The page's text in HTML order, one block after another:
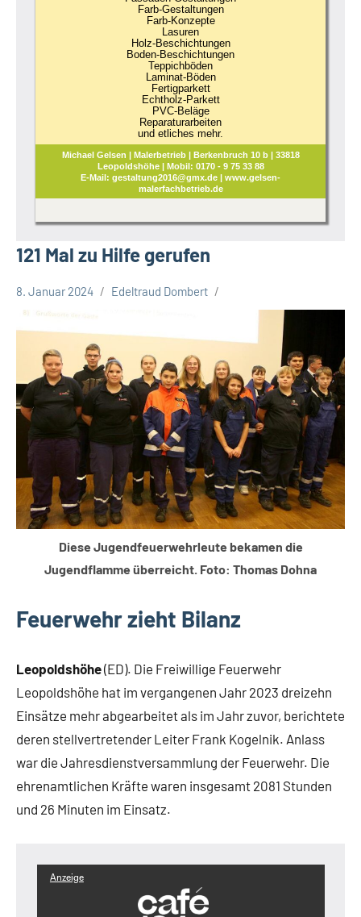
Farb-Gestaltungen
Farb-Konzepte
Lasuren
Holz-Beschichtungen
Boden-Beschichtungen
Teppichböden
Laminat-Böden
Fertigparkett
Echtholz-Parkett
PVC-Beläge
Reparaturarbeiten
und etliches mehr.
Michael Gelsen | Malerbetrieb | Berkenbruch 10 b | 33818
Leopoldshöhe | Mobil: 0170 - 9 75 33 88
E-Mail: gestaltung2016@gmx.de | www.gelsen-
malerfachbetrieb.de
121 Mal zu Hilfe gerufen
Leopoldshöhe
Themen
8. Januar 2024 Edeltraud Dombert
Diese Jugendfeuerwehrleute bekamen die
Jugendflamme überreicht. Foto: Thomas Dohna
Feuerwehr zieht Bilanz
Leopoldshöhe(ED). Die Freiwillige Feuerwehr
Leopoldshöhe hat im vergangenen Jahr 2023 dreizehn
Einsätze mehr abgearbeitet als im Jahr zuvor, berichtete
deren stellvertretender Leiter Frank Kogelnik. Anlass
war die Jahresdienstversammlung der Feuerwehr. Die
ehrenamtlichen Kräfte waren insgesamt 2081 Stunden
und 26 Minuten im Einsatz.
Anzeige